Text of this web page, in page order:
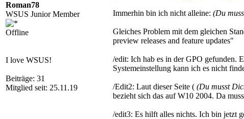
Roman78
WSUS Junior Member
Offline
I love WSUS!
Beiträge: 31
Mitglied seit: 25.11.19
Immerhin bin ich nicht alleine: (Du
Gleiches Problem mit dem gleichen
preview releases and feature updates"
/edit: Ich hab es in der GPO gefunden.
Systemeinstellung kann ich es nicht
/Edit2: Laut dieser Seite ( (Du musst
bezieht sich das auf W10 2004. Da
/edit3: Es hilft alles nichts. Ich bin jetzt